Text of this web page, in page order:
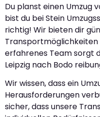
Du planst einen Umzug
bist du bei Stein
richtig! Wir bieten dir
Transportmöglichkeiten
erfahrenes Team sorgt
Leipzig nach Bodo
Wir wissen, dass ein
Herausforderungen
sicher, dass unsere